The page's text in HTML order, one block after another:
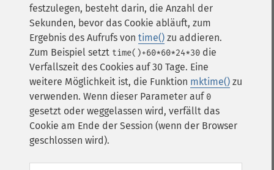
festzulegen, besteht darin, die Anzahl der
Sekunden, bevor das Cookie abläuft, zum
Ergebnis des Aufrufs von time() zu addieren.
Zum Beispiel setzt time()+60*60*24*30 die
Verfallszeit des Cookies auf 30 Tage. Eine
weitere Möglichkeit ist, die Funktion mktime() zu
verwenden. Wenn dieser Parameter auf 0
gesetzt oder weggelassen wird, verfällt das
Cookie am Ende der Session (wenn der Browser
geschlossen wird).